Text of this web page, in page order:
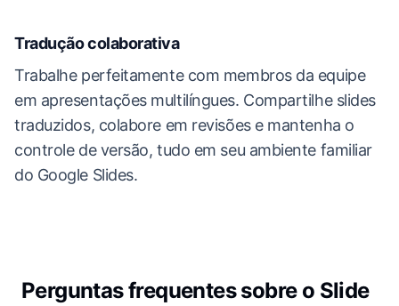
Tradução colaborativa
Trabalhe perfeitamente com membros da equipe
em apresentações multilíngues. Compartilhe slides
traduzidos, colabore em revisões e mantenha o
controle de versão, tudo em seu ambiente familiar
do Google Slides.
Perguntas frequentes sobre o Slide